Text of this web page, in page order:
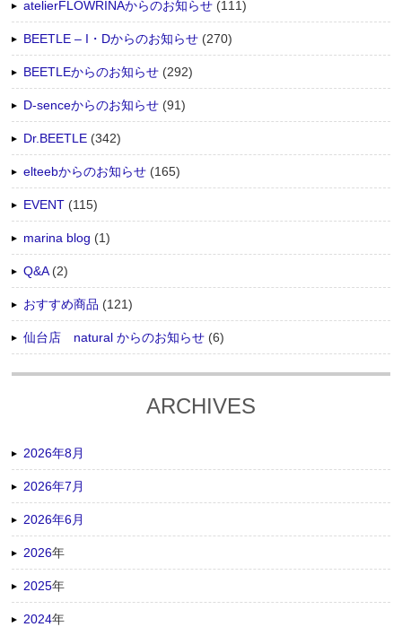
atelierFLOWRINAからのお知らせ (111)
BEETLE – I・Dからのお知らせ (270)
BEETLEからのお知らせ (292)
D-senceからのお知らせ (91)
Dr.BEETLE (342)
elteebからのお知らせ (165)
EVENT (115)
marina blog (1)
Q&A(2)
おすすめ商品 (121)
仙台店 natural からのお知らせ (6)
ARCHIVES
2026年8月
2026年7月
2026年6月
2026年
2025年
2024年